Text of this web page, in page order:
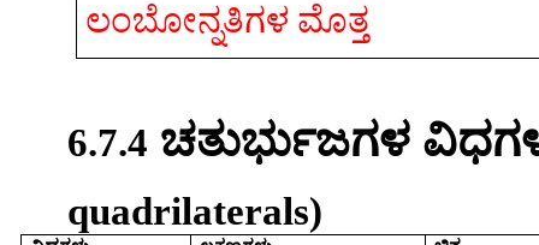
ಲಂಬೋನ್ನತಿಗಳ ಮೊತ್ತ
6.7.4 ಚತುರ್ಭುಜಗಳ
quadrilaterals)